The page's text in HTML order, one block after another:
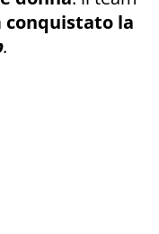
conquistato la
.